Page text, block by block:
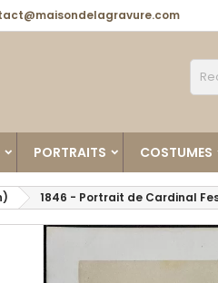
PORTRAITS COSTUMES
1846 - Portrait de Cardinal